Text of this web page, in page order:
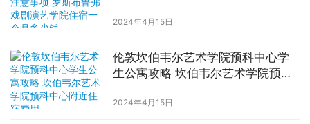
2024年4月15日
伦敦坎伯韦尔艺术学院预科中心学
生公寓攻略 坎伯韦尔艺术学院预科
2024年4月15日